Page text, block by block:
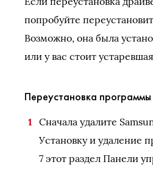
попробуйте
Возможно, она была
или у вас стоит
Переустановка программы
Сначала удалите
Установку и удаление
7 этот раздел Панели